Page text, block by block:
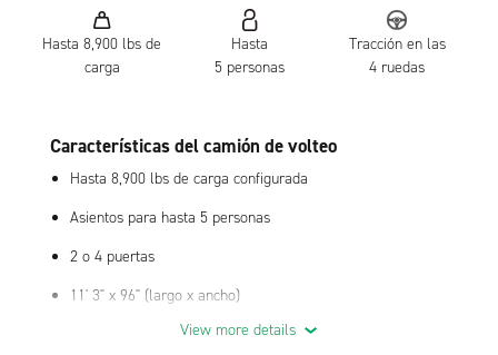
Hasta 8,900 lbs de
carga
Hasta
5 personas
Tracción en las
4 ruedas
Características del camión de volteo
Hasta 8,900 lbs de carga configurada
Asientos para hasta 5 personas
2 o 4 puertas
11' 3" x 96" (largo x ancho)
Caja del camión con capacidad de 2-3 yard y ángulo de
View more details